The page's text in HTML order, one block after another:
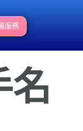
服務
名